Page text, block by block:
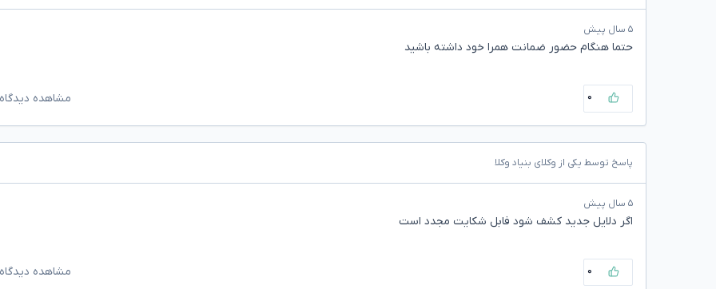
۵ سال پیش
حتما هنگام حضور ضمانت همرا خود داشته باشید
۰ مشاهده
پاسخ توسط یکی از وکلای بنیاد وکلا
۵ سال پیش
اگر دلایل جدید کشف شود فابل شکایت مجدد است
۰ مشاهده